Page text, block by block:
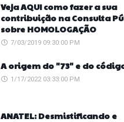
Veja AQUI como fazer a sua
contribuição na Consulta
sobre HOMOLOGAÇÃO
7/03/2019 09:30:00 PM
A origem do "73" e do
1/17/2022 03:33:00 PM
ANATEL: Desmistificando e